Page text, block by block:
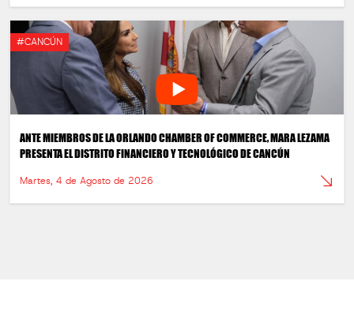
#CANCÚN
ANTE MIEMBROS DE LA ORLANDO CHAMBER OF COMMERCE, MARA LEZAMA
PRESENTA EL DISTRITO FINANCIERO Y TECNOLÓGICO DE CANCÚN
Martes, 4 de Agosto de 2026